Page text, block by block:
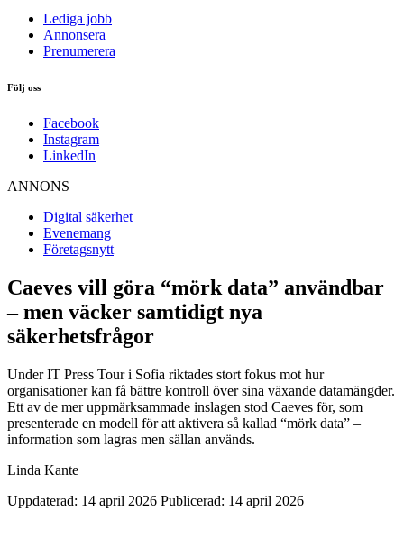
Lediga jobb
Annonsera
Prenumerera
Följ oss
Facebook
Instagram
LinkedIn
ANNONS
Digital säkerhet
Evenemang
Företagsnytt
Caeves vill göra “mörk data” användbar
– men väcker samtidigt nya
säkerhetsfrågor
Under IT Press Tour i Sofia riktades stort fokus mot hur
organisationer kan få bättre kontroll över sina växande datamängder.
Ett av de mer uppmärksammade inslagen stod Caeves för, som
presenterade en modell för att aktivera så kallad “mörk data” –
information som lagras men sällan används.
Linda Kante
Uppdaterad: 14 april 2026 Publicerad: 14 april 2026